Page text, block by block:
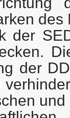
des
der
der